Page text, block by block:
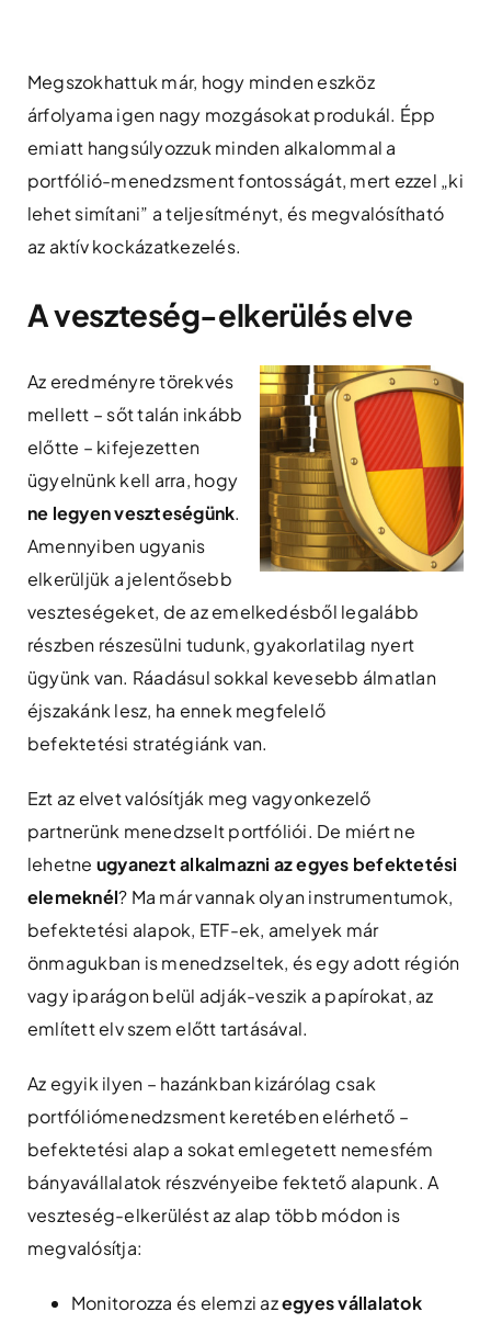
content
Megszokhattuk már, hogy minden eszköz
árfolyama igen nagy mozgásokat produkál. Épp
emiatt hangsúlyozzuk minden alkalommal a
portfólió-menedzsment fontosságát, mert ezzel „ki
lehet simítani” a teljesítményt, és megvalósítható
az aktív kockázatkezelés.
A veszteség-elkerülés elve
Az eredményre törekvés
mellett – sőt talán inkább
előtte – kifejezetten
ügyelnünk kell arra, hogy
ne legyen veszteségünk.
Amennyiben ugyanis
elkerüljük a jelentősebb
veszteségeket, de az emelkedésből legalább
részben részesülni tudunk, gyakorlatilag nyert
ügyünk van. Ráadásul sokkal kevesebb álmatlan
éjszakánk lesz, ha ennek megfelelő
befektetési stratégiánk van.
Ezt az elvet valósítják meg vagyonkezelő
partnerünk menedzselt portfóliói. De miért ne
lehetne ugyanezt alkalmazni az egyes befektetési
elemeknél? Ma már vannak olyan instrumentumok,
befektetési alapok, ETF-ek, amelyek már
önmagukban is menedzseltek, és egy adott régión
vagy iparágon belül adják-veszik a papírokat, az
említett elv szem előtt tartásával.
Az egyik ilyen – hazánkban kizárólag csak
portfóliómenedzsment keretében elérhető –
befektetési alap a sokat emlegetett nemesfém
bányavállalatok részvényeibe fektető alapunk. A
veszteség-elkerülést az alap több módon is
megvalósítja:
Monitorozza és elemzi azegyes vállalatok